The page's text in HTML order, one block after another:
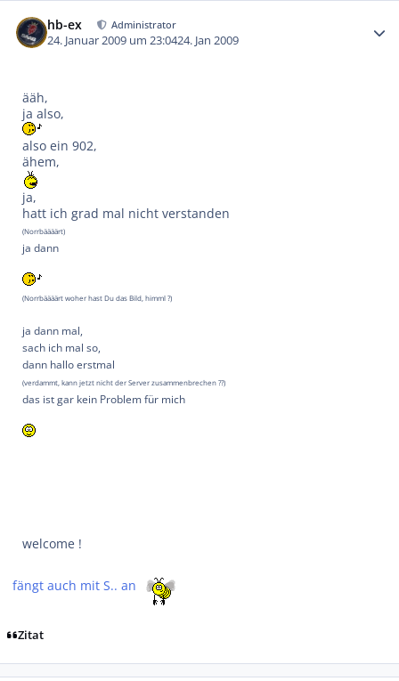
hb-ex Administrator
24. Januar 2009 um 23:0424. Jan 2009
ääh,
ja also,
also ein 902,
ähem,
ja,
hatt ich grad mal nicht verstanden
(Norrbäääärt)
ja dann
(Norrbäääärt woher hast Du das Bild, himml ?)
ja dann mal,
sach ich mal so,
dann hallo erstmal
(verdammt, kann jetzt nicht der Server zusammenbrechen ??)
das ist gar kein Problem für mich
welcome !
fängt auch mit S.. an
Zitat